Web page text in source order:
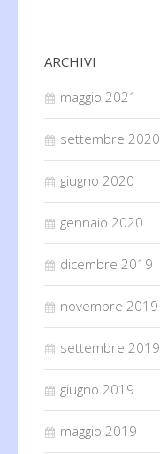
ARCHIVI
maggio 2021
settembre 2020
giugno 2020
gennaio 2020
dicembre 2019
novembre 2019
settembre 2019
giugno 2019
maggio 2019